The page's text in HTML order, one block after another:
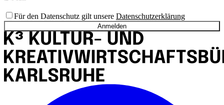
Für den Datenschutz gilt unsere Datenschutzerklärung
Anmelden